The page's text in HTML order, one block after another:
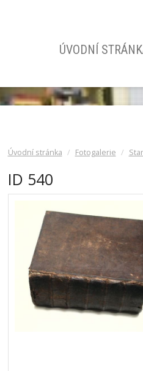
ÚVODNÍ
Úvodní stránka Fotogalerie
ID 540